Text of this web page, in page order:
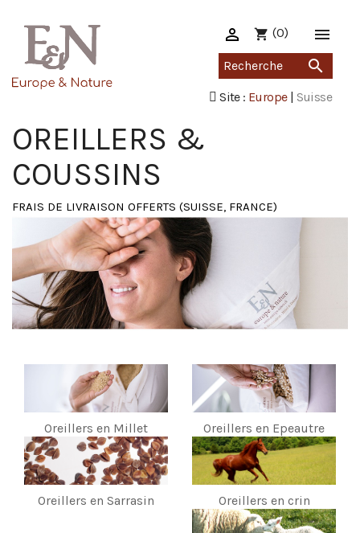

shopping_cart (0)

Site : Europe| Suisse

OREILLERS &
COUSSINS
FRAIS DE LIVRAISON OFFERTS (SUISSE, FRANCE)
Oreillers en Millet Oreillers en Epeautre
Oreillers en Sarrasin Oreillers en crin